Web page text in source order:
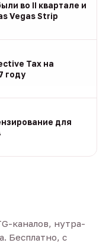
во II квартале и
Vegas Strip
Tax на
году
для
каналов, нутра-
Бесплатно, с